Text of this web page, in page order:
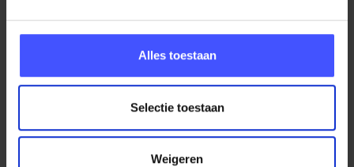
Alles toestaan
Selectie toestaan
Weigeren